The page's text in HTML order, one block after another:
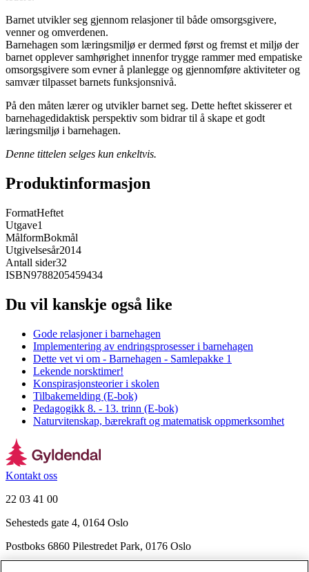
Barnet utvikler seg gjennom relasjoner til både omsorgsgivere,
venner og omverdenen.
Barnehagen som læringsmiljø er dermed først og fremst et miljø der
barnet opplever samhørighet innenfor trygge rammer med empatiske
omsorgsgivere som evner å planlegge og gjennomføre aktiviteter og
samvær tilpasset barnets funksjonsnivå.
På den måten lærer og utvikler barnet seg. Dette heftet skisserer et
barnehagedidaktisk perspektiv som bidrar til å skape et godt
læringsmiljø i barnehagen.
Denne tittelen selges kun enkeltvis.
Produktinformasjon
FormatHeftet
Utgave1
MålformBokmål
Utgivelsesår2014
Antall sider32
ISBN9788205459434
Du vil kanskje også like
Gode relasjoner i barnehagen
Implementering av endringsprosesser i barnehagen
Dette vet vi om - Barnehagen - Samlepakke 1
Lekende norsktimer!
Konspirasjonsteorier i skolen
Tilbakemelding (E-bok)
Pedagogikk 8. - 13. trinn (E-bok)
Naturvitenskap, bærekraft og matematisk oppmerksomhet
Kontakt oss
22 03 41 00
Sehesteds gate 4, 0164 Oslo
Postboks 6860 Pilestredet Park, 0176 Oslo